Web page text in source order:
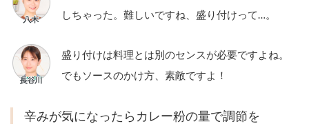
しちゃった。難しいですね、盛り付けって…。
盛り付けは料理とは別のセンスが必要ですよね。
でもソースのかけ方、素敵ですよ！
辛みが気になったらカレー粉の量で調節を